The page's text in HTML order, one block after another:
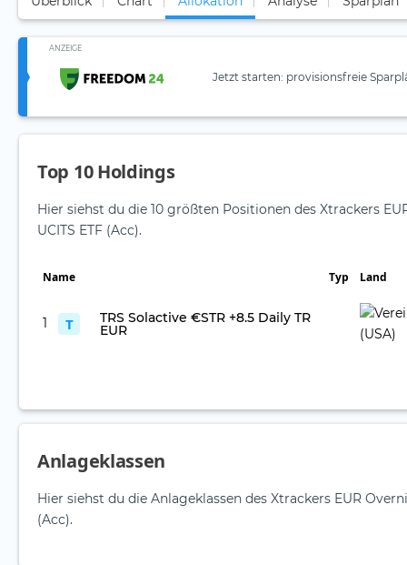
ANZEIGE
Jetzt starten: provisionsfreie
Top 10 Holdings
Hier siehst du die 10 größten Positionen des Xtrackers
UCITS ETF (Acc).
Name Typ Land
1 T TRS Solactive €STR +8.5 Daily TR
EUR
Anlageklassen
Hier siehst du die Anlageklassen des Xtrackers EUR
(Acc).